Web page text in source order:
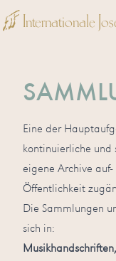
Internationale
Eine der
kontinuierliche
eigene Archive
Öffentlichkeit
Die Sammlungen
sich in: